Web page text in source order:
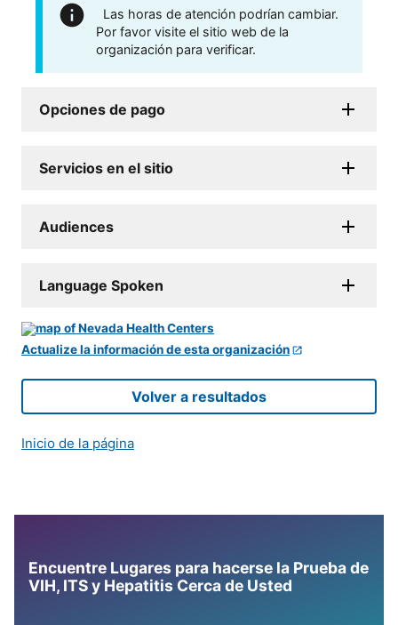
Las horas de atención podrían cambiar.
Por favor visite el sitio web de la
organización para verificar.
Opciones de pago
Servicios en el sitio
Audiences
Language Spoken
Actualize la información de esta organización
Volver a resultados
Inicio de la página
Encuentre Lugares para hacerse la Prueba de
VIH, ITS y Hepatitis Cerca de Usted